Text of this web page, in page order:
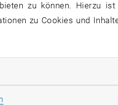
zu können. Hierzu
zu Cookies und